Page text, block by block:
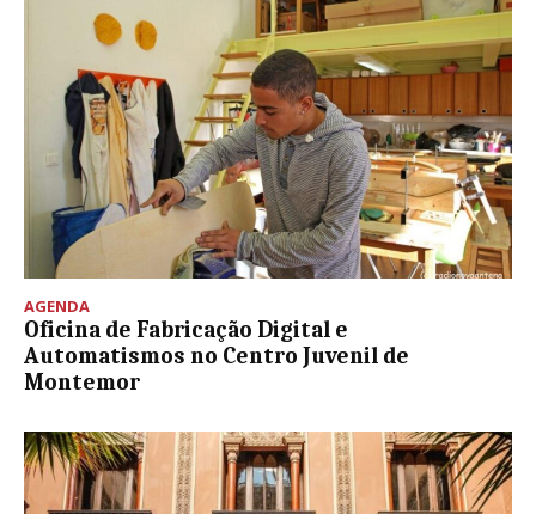
AGENDA
Oficina de Fabricação Digital e
Automatismos no Centro Juvenil de
Montemor